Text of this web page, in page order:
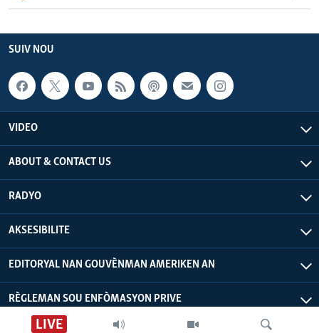
LIVE
SUIV NOU
VIDEO
ABOUT & CONTACT US
RADYO
AKSESIBILITE
EDITORYAL NAN GOUVÈNMAN AMERIKEN AN
RÈGLEMAN SOU ENFÒMASYON PRIVE